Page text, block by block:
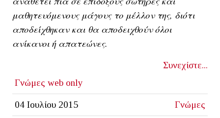
μαθητευόμενους μάγους το μέλλον της, διότι
αποδείχθηκαν και θα αποδειχθούν όλοι
ανίκανοι ή απατεώνες.
Συνεχίστε...
Γνώμες web only
04 Ιουλίου 2015 Γνώμες